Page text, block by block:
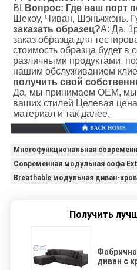
BL Вопрос: Где ваш порт
Шекоу, Чиван, Шэньчжэнь.
заказать образец?A: Да,
заказ образца для
стоимость образца будет в
различными продуктами,
нашим обслуживанием
получить свой
Да, мы принимаем OEM, мы
ваших стилей Целевая
материал и так далее.
Многофункциональная
Современная модульная софа
Breathable модульная диван-
Получить
диван с